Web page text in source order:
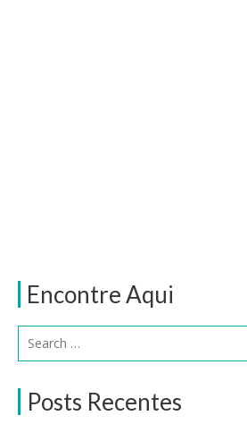
Encontre Aqui
Posts Recentes